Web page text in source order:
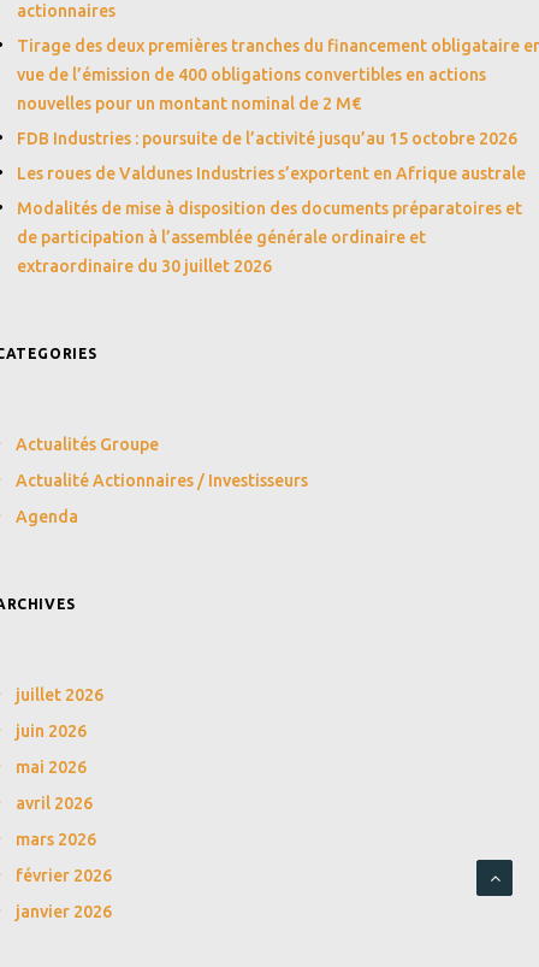
actionnaires
Tirage des deux premières tranches du financement obligataire
vue de l’émission de 400 obligations convertibles en actions
nouvelles pour un montant nominal de 2 M€
FDB Industries : poursuite de l’activité jusqu’au 15 octobre 2026
Les roues de Valdunes Industries s’exportent en Afrique australe
Modalités de mise à disposition des documents préparatoires et
de participation à l’assemblée générale ordinaire et
extraordinaire du 30 juillet 2026
Actualités Groupe
Actualité Actionnaires / Investisseurs
Agenda
juillet 2026
juin 2026
mai 2026
avril 2026
mars 2026
février 2026
janvier 2026